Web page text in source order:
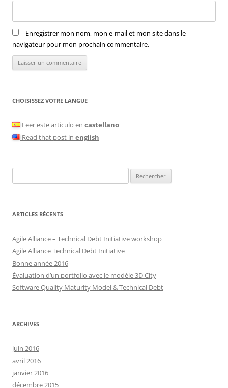
Enregistrer mon nom, mon e-mail et mon site dans le
navigateur pour mon prochain commentaire.
CHOISISSEZ VOTRE LANGUE
Leer este articulo en castellano
Read that post in english
ARTICLES RÉCENTS
Agile Alliance – Technical Debt Initiative workshop
Agile Alliance Technical Debt Initiative
Bonne année 2016
Évaluation d’un portfolio avec le modèle 3D City
Software Quality Maturity Model & Technical Debt
ARCHIVES
juin 2016
avril 2016
janvier 2016
décembre 2015